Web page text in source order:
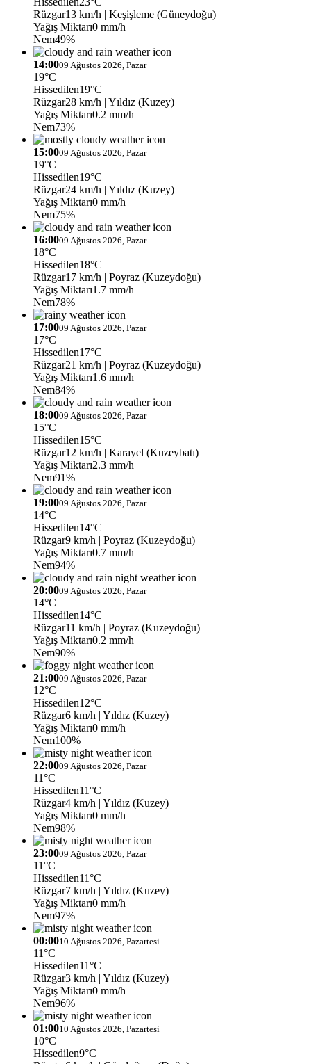
Rüzgar13 km/h | Keşişleme (Güneydoğu)
Yağış Miktarı0 mm/h
Nem49%
14:0009 Ağustos 2026, Pazar
19°C
Hissedilen19°C
Rüzgar28 km/h | Yıldız (Kuzey)
Yağış Miktarı0.2 mm/h
Nem73%
15:0009 Ağustos 2026, Pazar
19°C
Hissedilen19°C
Rüzgar24 km/h | Yıldız (Kuzey)
Yağış Miktarı0 mm/h
Nem75%
16:0009 Ağustos 2026, Pazar
18°C
Hissedilen18°C
Rüzgar17 km/h | Poyraz (Kuzeydoğu)
Yağış Miktarı1.7 mm/h
Nem78%
17:0009 Ağustos 2026, Pazar
17°C
Hissedilen17°C
Rüzgar21 km/h | Poyraz (Kuzeydoğu)
Yağış Miktarı1.6 mm/h
Nem84%
18:0009 Ağustos 2026, Pazar
15°C
Hissedilen15°C
Rüzgar12 km/h | Karayel (Kuzeybatı)
Yağış Miktarı2.3 mm/h
Nem91%
19:0009 Ağustos 2026, Pazar
14°C
Hissedilen14°C
Rüzgar9 km/h | Poyraz (Kuzeydoğu)
Yağış Miktarı0.7 mm/h
Nem94%
20:0009 Ağustos 2026, Pazar
14°C
Hissedilen14°C
Rüzgar11 km/h | Poyraz (Kuzeydoğu)
Yağış Miktarı0.2 mm/h
Nem90%
21:0009 Ağustos 2026, Pazar
12°C
Hissedilen12°C
Rüzgar6 km/h | Yıldız (Kuzey)
Yağış Miktarı0 mm/h
Nem100%
22:0009 Ağustos 2026, Pazar
11°C
Hissedilen11°C
Rüzgar4 km/h | Yıldız (Kuzey)
Yağış Miktarı0 mm/h
Nem98%
23:0009 Ağustos 2026, Pazar
11°C
Hissedilen11°C
Rüzgar7 km/h | Yıldız (Kuzey)
Yağış Miktarı0 mm/h
Nem97%
00:0010 Ağustos 2026, Pazartesi
11°C
Hissedilen11°C
Rüzgar3 km/h | Yıldız (Kuzey)
Yağış Miktarı0 mm/h
Nem96%
01:0010 Ağustos 2026, Pazartesi
10°C
Hissedilen9°C